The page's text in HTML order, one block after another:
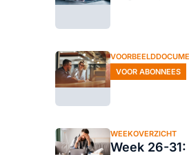
VOOR ABONNEES
WEEKOVERZICHT
Week 26-